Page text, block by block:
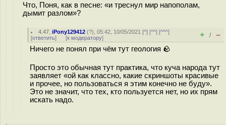
Что, Поня, как в песне: «и треснул мир напополам,
дымит разлом»?
4.47 ,iPony129412 (?), 05:42, 10/05/2021 [^] [^^] [^^^]
[ответить] [к модератору] + / –
Ничего не понял при чём тут геология 🪨
Просто это обычная тут практика, что куча народа тут
заявляет «ой как классно, какие скриншоты красивые
и прочее, но пользоваться я этим конечно не буду».
Это не значит, что тех, кто пользуется нет, но их прям
искать надо.